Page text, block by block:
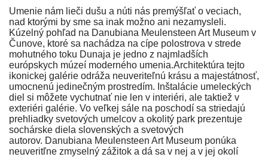
Umenie nám lieči dušu a núti nás premýšľať o veciach,
nad ktorými by sme sa inak možno ani nezamysleli.
Kúzelný pohľad na Danubiana Meulensteen Art Museum v
Čunove, ktoré sa nachádza na cípe polostrova v strede
mohutného toku Dunaja je jedno z najmladších
európskych múzeí moderného umenia.Architektúra tejto
ikonickej galérie odráža neuveriteľnú krásu a majestátnosť,
umocnenú jedinečným prostredím. Inštalácie umeleckých
diel si môžete vychutnať nie len v interiéri, ale taktiež v
exteriéri galérie. Vo veľkej sále na poschodí sa striedajú
prehliadky svetových umelcov a okolitý park prezentuje
sochárske diela slovenských a svetových
autorov. Danubiana Meulensteen Art Museum ponúka
neuveritľne zmyselný zážitok a dá sa v nej a v jej okolí